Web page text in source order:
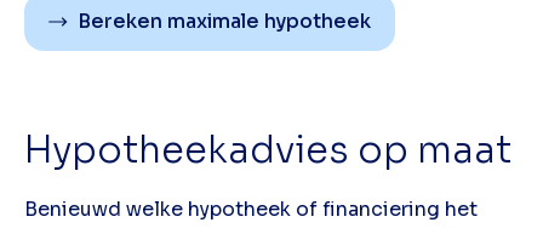
Bereken maximale hypotheek
Hypotheekadvies op maat
Benieuwd welke hypotheek of financiering het